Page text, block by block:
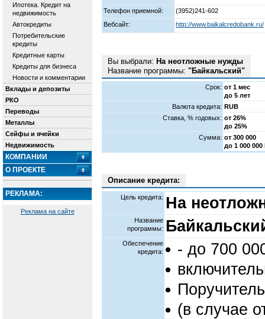
Ипотека. Кредит на
недвижимость
Автокредиты
Потребительские
кредиты
Кредитные карты
Кредиты для бизнеса
Новости и комментарии
Вклады и депозиты
РКО
Переводы
Металлы
Сейфы и ячейки
Недвижимость
КОМПАНИИ
О ПРОЕКТЕ
РЕКЛАМА:
Реклама на сайте
Телефон приемной:
(3952)241-602
Вебсайт:
http://www.baikalcredobank.ru/
Вы выбрали: На неотложные нужды
Название программы: "Байкальский"
Срок: от 1 мес
до 5 лет
Валюта кредита: RUB
Cтавка, % годовых: от 26%
до 25%
Сумма: от 300 000
до 1 000 000
Описание кредита:
Цель кредита: На
Название
программы:
Обеспечение
кредита:
- до 700
(в случае